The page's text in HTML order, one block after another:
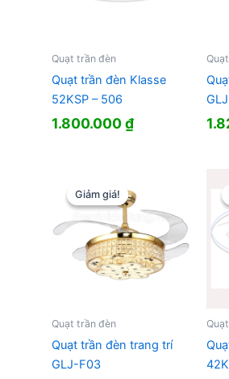
Quạt trần đèn
Quạt trần đèn Klasse
52KSP – 506
1.800.000₫
Giảm giá!
Giảm giá!
Quạt trần đèn
Quạt trần đèn trang trí
GLJ-F03